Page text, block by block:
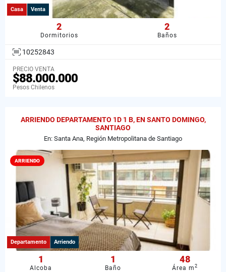
Casa Venta
2
Dormitorios
2
Baños
10252843
PRECIO VENTA
$88.000.000
Pesos Chilenos
ARRIENDO DEPARTAMENTO 1D 1 B, EN SANTO DOMINGO,
SANTIAGO
En: Santa Ana, Región Metropolitana de Santiago
ARRIENDO
Departamento Arriendo
1
Alcoba
1
Baño
48
Área m2